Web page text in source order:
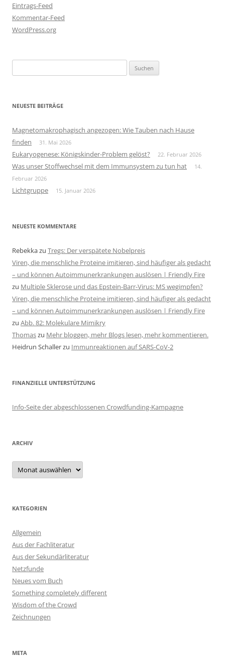
Eintrags-Feed
Kommentar-Feed
WordPress.org
nach:
NEUESTE BEITRÄGE
Magnetomakrophagisch angezogen: Wie Tauben nach Hause
finden
31. Mai 2026
Eukaryogenese: Königskinder-Problem gelöst? 22. Februar 2026
Was unser Stoffwechsel mit dem Immunsystem zu tun hat
14.
Februar 2026
Lichtgruppe 15. Januar 2026
NEUESTE KOMMENTARE
Rebekkazu Tregs: Der verspätete Nobelpreis
Viren, die menschliche Proteine imitieren, sind häufiger als gedacht
– und können Autoimmunerkrankungen auslösen | Friendly Fire
zu Multiple Sklerose und das Epstein-Barr-Virus: MS wegimpfen?
Viren, die menschliche Proteine imitieren, sind häufiger als gedacht
– und können Autoimmunerkrankungen auslösen | Friendly Fire
zu Abb. 82: Molekulare Mimikry
Thomaszu Mehr bloggen, mehr Blogs lesen, mehr kommentieren.
Heidrun Schallerzu Immunreaktionen auf SARS-CoV-2
FINANZIELLE UNTERSTÜTZUNG
Info-Seite der abgeschlossenen Crowdfunding-Kampagne
ARCHIV
Archiv
KATEGORIEN
Allgemein
Aus der Fachliteratur
Aus der Sekundärliteratur
Netzfunde
Neues vom Buch
Something completely different
Wisdom of the Crowd
Zeichnungen
META